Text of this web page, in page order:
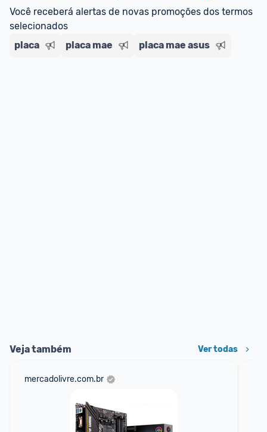
Você receberá alertas de novas promoções dos termos
selecionados
placa
placa mae placa mae asus
Veja também Ver todas
mercadolivre.com.br